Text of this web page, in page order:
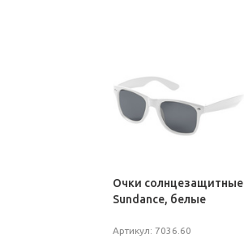
Очки солнцезащитные
Sundance, белые
Артикул: 7036.60